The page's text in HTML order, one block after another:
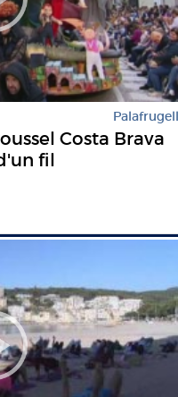
Palafrugell
Costa Brava
fil